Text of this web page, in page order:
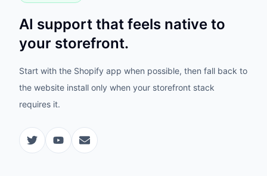
AI support that feels native to
your storefront.
Start with the Shopify app when possible, then fall back to
the website install only when your storefront stack
requires it.